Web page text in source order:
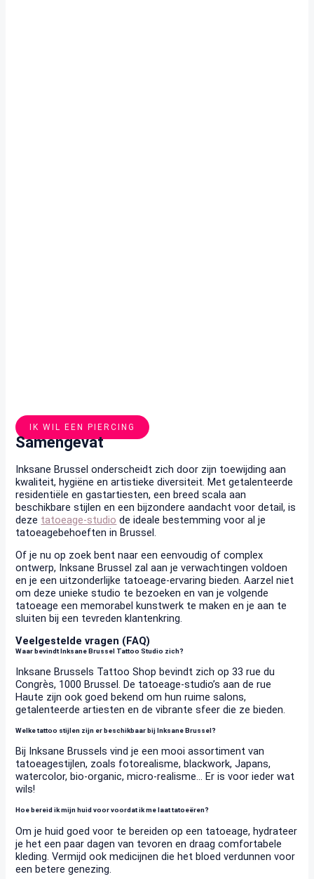
IK WIL EEN PIERCING
Samengevat
Inksane Brussel onderscheidt zich door zijn toewijding aan
kwaliteit, hygiëne en artistieke diversiteit. Met getalenteerde
residentiële en gastartiesten, een breed scala aan
beschikbare stijlen en een bijzondere aandacht voor detail, is
deze tatoeage-studio de ideale bestemming voor al je
tatoeagebehoeften in Brussel.
Of je nu op zoek bent naar een eenvoudig of complex
ontwerp, Inksane Brussel zal aan je verwachtingen voldoen
en je een uitzonderlijke tatoeage-ervaring bieden. Aarzel niet
om deze unieke studio te bezoeken en van je volgende
tatoeage een memorabel kunstwerk te maken en je aan te
sluiten bij een tevreden klantenkring.
Veelgestelde vragen (FAQ)
Waar bevindt Inksane Brussel Tattoo Studio zich?
Inksane Brussels Tattoo Shop bevindt zich op 33 rue du
Congrès, 1000 Brussel. De tatoeage-studio’s aan de rue
Haute zijn ook goed bekend om hun ruime salons,
getalenteerde artiesten en de vibrante sfeer die ze bieden.
Welke tattoo stijlen zijn er beschikbaar bij Inksane Brussel?
Bij Inksane Brussels vind je een mooi assortiment van
tatoeagestijlen, zoals fotorealisme, blackwork, Japans,
watercolor, bio-organic, micro-realisme… Er is voor ieder wat
wils!
Hoe bereid ik mijn huid voor voordat ik me laat tatoeëren?
Om je huid goed voor te bereiden op een tatoeage, hydrateer
je het een paar dagen van tevoren en draag comfortabele
kleding. Vermijd ook medicijnen die het bloed verdunnen voor
een betere genezing.